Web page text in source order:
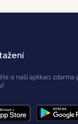
si naší aplikaci zdarma